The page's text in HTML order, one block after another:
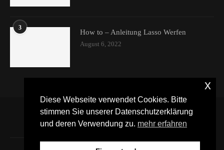
3
How to – Anleitung Lasso Werfen
August 6, 2022
Diese Webseite verwendet Cookies. Bitte
stimmen Sie unserer Datenschutzerklärung
und deren Verwendung zu. mehr erfahren
x